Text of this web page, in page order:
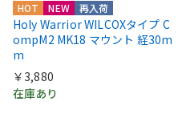
HOT NEW 再入荷
Holy Warrior WILCOXタイプ C
ompM2 MK18 マウント 経30m
m
￥3,880
在庫あり